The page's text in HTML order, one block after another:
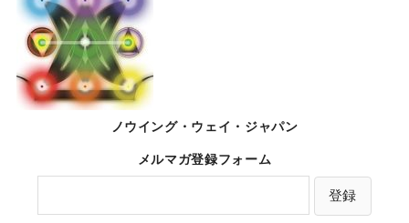
ノウイング・ウェイ・ジャパン
メルマガ登録フォーム